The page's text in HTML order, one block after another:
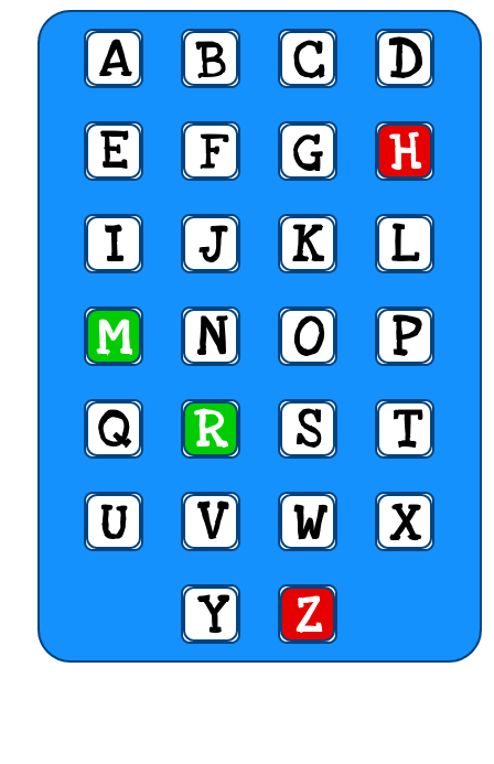
A B C
D
E
F G
H
I
J K
L
M
N O
P
Q
R S
T
U
V W
X
Y
Z